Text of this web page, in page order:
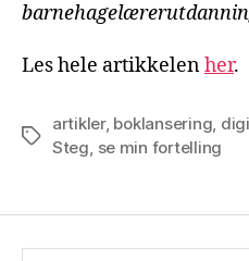
Les hele artikkelenher.
Stikkord
artikler, boklansering
Steg se min fortelling